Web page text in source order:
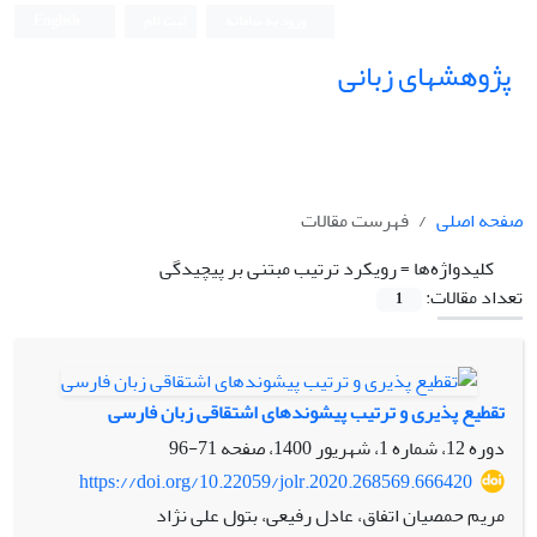
پژوهشهای زبانی
صفحه اصلی
فهرست مقالات
کلیدواژه‌ها =رویکرد ترتیب مبتنی بر پیچیدگی
تعداد مقالات:
1
تقطیع پذیری و ترتیب پیشوندهای اشتقاقی زبان فارسی
دوره 12، شماره 1، شهریور 1400، صفحه
71-96
https://doi.org/10.22059/jolr.2020.268569.666420
مریم حمصیان اتفاق، عادل رفیعی، بتول علی نژاد